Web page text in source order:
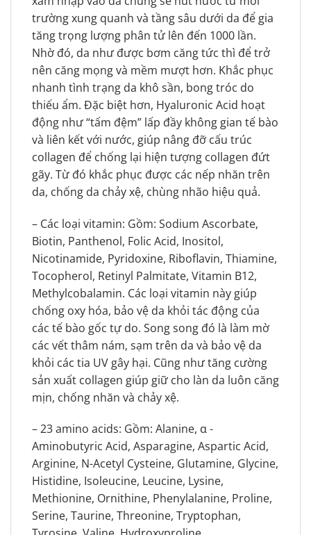
trường xung quanh và tầng sâu dưới da để gia
tăng trọng lượng phân tử lên đến 1000 lần.
Nhờ đó, da như được bơm căng tức thì để trở
nên căng mọng và mềm mượt hơn. Khắc phục
nhanh tình trạng da khô sần, bong tróc do
thiếu ẩm. Đặc biệt hơn, Hyaluronic Acid hoạt
động như “tấm đệm” lấp đầy không gian tế bào
và liên kết với nước, giúp nâng đỡ cấu trúc
collagen để chống lại hiện tượng collagen đứt
gãy. Từ đó khắc phục được các nếp nhăn trên
da, chống da chảy xệ, chùng nhão hiệu quả.
– Các loại vitamin: Gồm: Sodium Ascorbate,
Biotin, Panthenol, Folic Acid, Inositol,
Nicotinamide, Pyridoxine, Riboflavin, Thiamine,
Tocopherol, Retinyl Palmitate, Vitamin B12,
Methylcobalamin. Các loại vitamin này giúp
chống oxy hóa, bảo vệ da khỏi tác động của
các tế bào gốc tự do. Song song đó là làm mờ
các vết thâm nám, sạm trên da và bảo vệ da
khỏi các tia UV gây hại. Cũng như tăng cường
sản xuất collagen giúp giữ cho làn da luôn căng
mịn, chống nhăn và chảy xệ.
– 23 amino acids: Gồm: Alanine, α -
Aminobutyric Acid, Asparagine, Aspartic Acid,
Arginine, N-Acetyl Cysteine, Glutamine, Glycine,
Histidine, Isoleucine, Leucine, Lysine,
Methionine, Ornithine, Phenylalanine, Proline,
Serine, Taurine, Threonine, Tryptophan,